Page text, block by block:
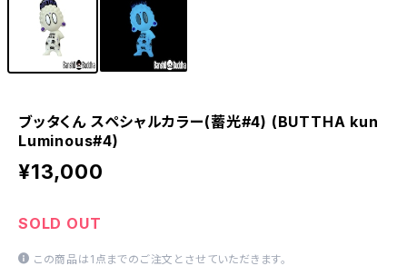
ブッタくん スペシャルカラー(蓄光#4) (BUTTHA kun
Luminous#4)
¥13,000
SOLD OUT
この商品は1点までのご注文とさせていただきます。